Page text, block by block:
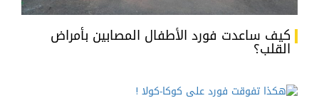
كيف ساعدت فورد الأطفال المصابين بأمراض
القلب؟